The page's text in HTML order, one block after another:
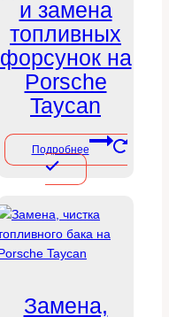
и замена
топливных
форсунок на
Porsche
Taycan
Подробнее
Замена,